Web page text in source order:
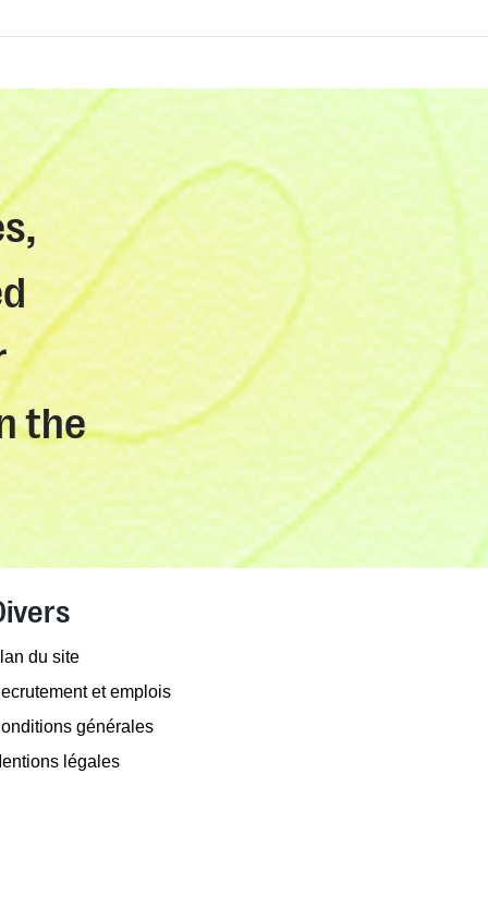
the
du site
et emplois
générales
légales